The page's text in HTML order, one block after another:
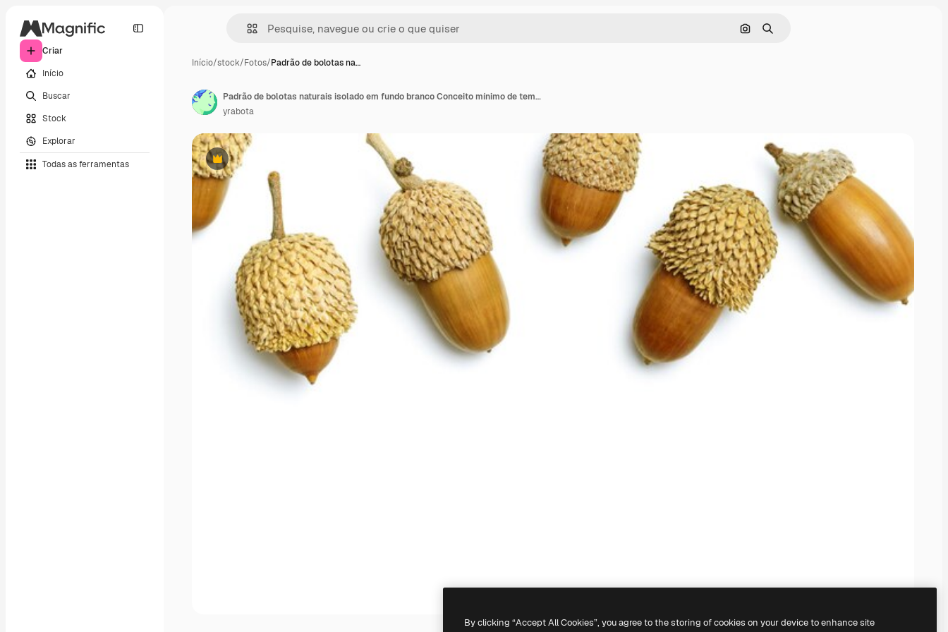
Criar
Início
Buscar
Stock
Explorar
Todas as ferramentas
Pesquisar por imagem
Buscar
Início/stock/Fotos/Padrão de bolotas na…
Premium
Padrão de bolotas naturais isolado em fundo branco Conceito mínimo de tempo de outono Temporada de colheita de outono
yrabota
By clicking “Accept All Cookies”, you agree to the storing of cookies on your device to enhance site